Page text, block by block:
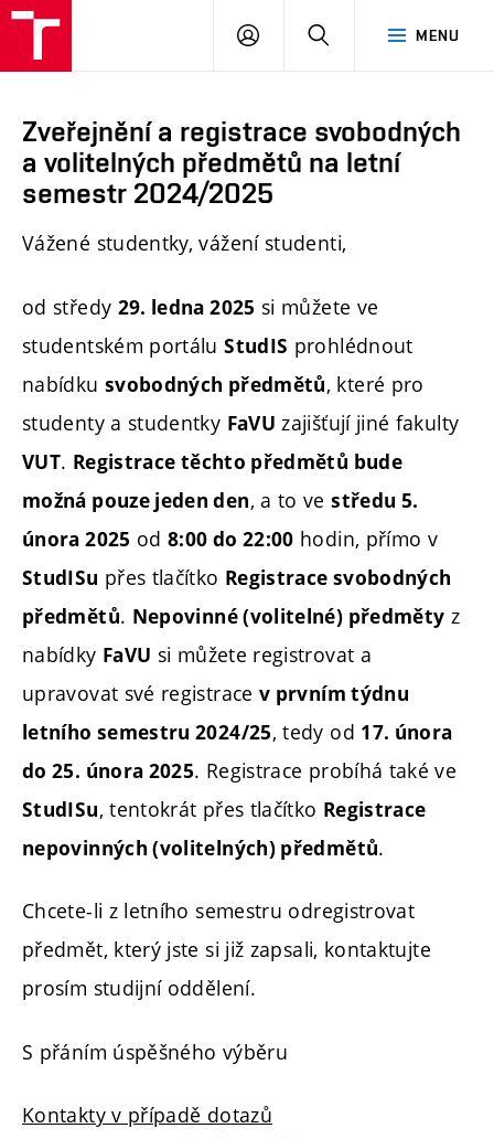
MENU
PŘIHLÁSIT
Zveřejnění a registrace svobodných
a volitelných předmětů na letní
semestr 2024/2025
Vážené studentky, vážení studenti,
od středy 29. ledna 2025 si můžete ve
studentském portáluStudIS prohlédnout
nabídku svobodných předmětů, které pro
studenty a studentky FaVU zajišťují jiné fakulty
VUT. Registrace těchto předmětů bude
možná pouze jeden den, a to vestředu 5.
února 2025 od8:00 do 22:00 hodin, přímo v
StudISu přes tlačítko Registrace svobodných
předmětů. Nepovinné (volitelné) předměty z
nabídky FaVU si můžete registrovat a
upravovat své registrace v prvním týdnu
letního semestru 2024/25, tedy od 17. února
do 25. února 2025. Registrace probíhá také ve
StudISu, tentokrát přes tlačítko Registrace
nepovinných (volitelných) předmětů.
Chcete-li z letního semestru odregistrovat
předmět, který jste si již zapsali, kontaktujte
prosím studijní oddělení.
S přáním úspěšného výběru
Kontakty v případě dotazů